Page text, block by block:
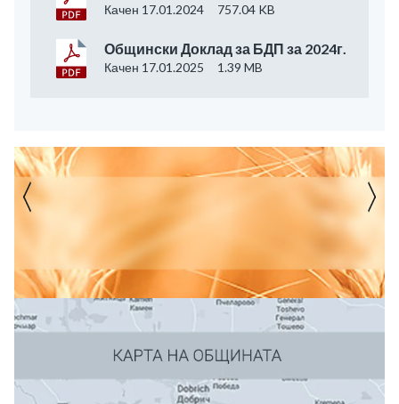
Качен 17.01.2024 757.04 KB
Общински Доклад за БДП за 2024г.
Качен 17.01.2025 1.39 MB